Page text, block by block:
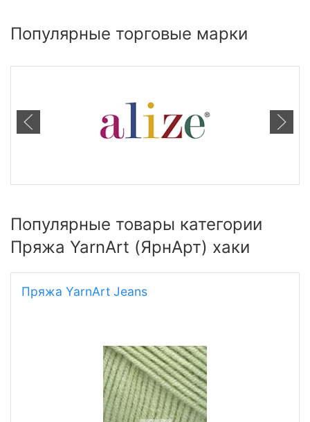
Популярные торговые марки
Популярные товары категории
Пряжа YarnArt (ЯрнАрт) хаки
Пряжа YarnArt Jeans